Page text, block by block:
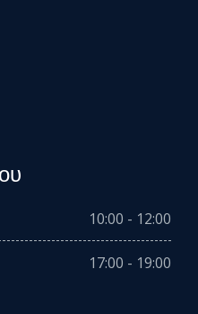
10:00 - 12:00
17:00 - 19:00